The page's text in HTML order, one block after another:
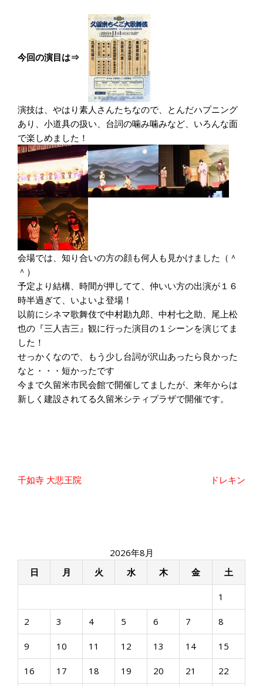
今回の演目は⇒
演技は、やはり素人さんたちなので、とんだハプニング
あり、小道具の扱い、台詞の噛み噛みなど、いろんな面
で楽しめました！
会場では、知り合いの方の顔も何人も見かけました（＾
＾）
予定より結構、時間が押してて、仲いい方の出演が１６
時半過ぎて、いよいよ登場！
以前にシネマ歌舞伎で中村勘九郎、中村七之助、尾上松
也の『三人吉三』観に行った演目の１シーンを演じてま
した！
せっかくなので、もう少し台詞が沢山あったら良かった
なと・・・短かったです
今まで久留米市民会館で開催してましたが、来年からは
新しく建設されてる久留米シティプラザで開催です。
投
シ
ン
千如寺 大悲王院 ドレキン
2026年8月
日
月 火 水 木 金 土
1
2 3 4 5 6 7 8
9 10 11 12 13 14 15
16 17 18 19 20 21 22